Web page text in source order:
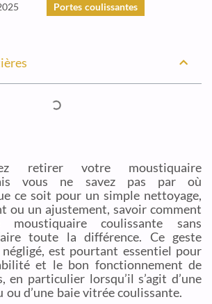
Portes coulissantes
retirer votre moustiquaire
vous ne savez pas par où
ce soit pour un simple nettoyage,
ou un ajustement, savoir comment
moustiquaire coulissante sans
toute la différence. Ce geste
est pourtant essentiel pour
et le bon fonctionnement de
en particulier lorsqu’il s’agit d’une
d’une baie vitrée coulissante.